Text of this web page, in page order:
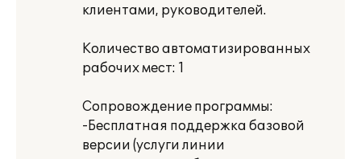
клиентами, руководителей.
Количество автоматизированных
рабочих мест: 1
Сопровождение программы:
-Бесплатная поддержка базовой
версии (услуги линии